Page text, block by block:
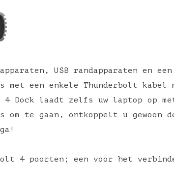
USB randapparaten en een
een enkele Thunderbolt kabel
4 Dock laadt zelfs uw laptop op
om te gaan, ontkoppelt u gewoon
4 poorten; een voor het